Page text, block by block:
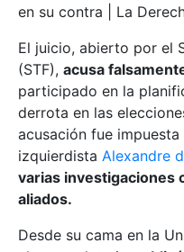
en su contra | La
El juicio, abierto por el
(STF), acusa
participado en la
derrota en las
acusación fue
izquierdista Alexandre
varias investigaciones
aliados.
Desde su cama en la